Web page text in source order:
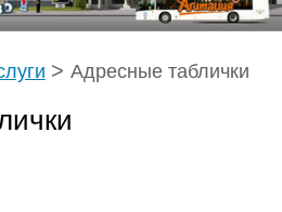
> Адресные таблички